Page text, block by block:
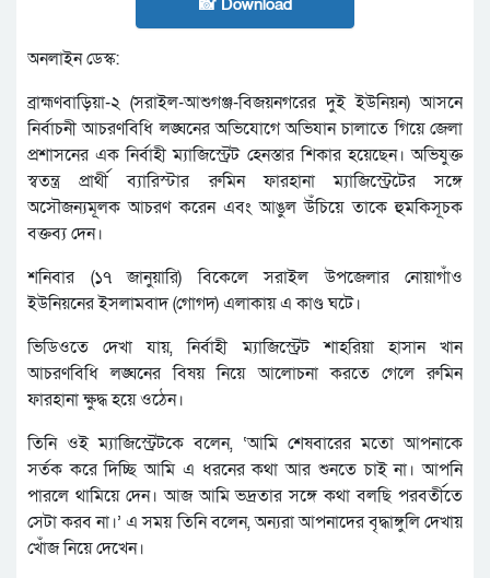
অনলাইন ডেস্ক:
ব্রাহ্মণবাড়িয়া-২ (সরাইল-আশুগঞ্জ-বিজয়নগরের দুই ইউনিয়ন) আসনে
নির্বাচনী আচরণবিধি লঙ্ঘনের অভিযোগে অভিযান চালাতে গিয়ে জেলা
প্রশাসনের এক নির্বাহী ম্যাজিস্ট্রেট হেনস্তার শিকার হয়েছেন। অভিযুক্ত
স্বতন্ত্র প্রার্থী ব্যারিস্টার রুমিন ফারহানা ম্যাজিস্ট্রেটের সঙ্গে
অসৌজন্যমূলক আচরণ করেন এবং আঙুল উঁচিয়ে তাকে হুমকিসূচক
বক্তব্য দেন।
শনিবার (১৭ জানুয়ারি) বিকেলে সরাইল উপজেলার নোয়াগাঁও
ইউনিয়নের ইসলামবাদ (গোগদ) এলাকায় এ কাণ্ড ঘটে।
ভিডিওতে দেখা যায়, নির্বাহী ম্যাজিস্ট্রেট শাহরিয়া হাসান খান
আচরণবিধি লঙ্ঘনের বিষয় নিয়ে আলোচনা করতে গেলে রুমিন
ফারহানা ক্ষুদ্ধ হয়ে ওঠেন।
তিনি ওই ম্যাজিস্ট্রেটকে বলেন, ‘আমি শেষবারের মতো আপনাকে
সর্তক করে দিচ্ছি আমি এ ধরনের কথা আর শুনতে চাই না। আপনি
পারলে থামিয়ে দেন। আজ আমি ভদ্রতার সঙ্গে কথা বলছি পরবর্তীতে
সেটা করব না।’ এ সময় তিনি বলেন, অন্যরা আপনাদের বৃদ্ধাঙ্গুলি দেখায়
খোঁজ নিয়ে দেখেন।